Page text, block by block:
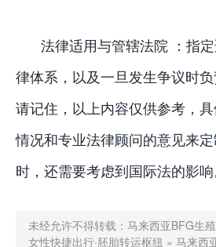
法律适用与管辖法院 ：指
律体系，以及一旦发生争议时
请记住，以上内容仅供参考，
情况和专业法律顾问的意见来
时，还需要考虑到国际法的影响
未经允许不得转载： 马来西亚BFG生
女性快捷出行·胚胎转运枢纽 » 马来西